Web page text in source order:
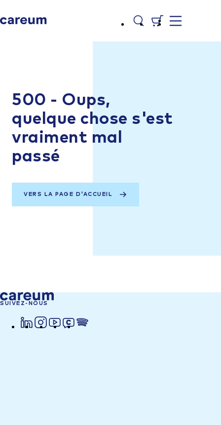
500 - Oups,
quelque chose s'est
vraiment mal
passé
VERS LA PAGE D'ACCUEIL
SUIVEZ-NOUS